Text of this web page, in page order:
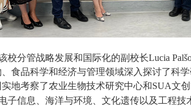
校分管战略发展和国际化的副校长Lucia
食品科学和经济与管理领域深入探讨了科
地考察了农业生物技术研究中心和SUA文创
子信息、海洋与环境、文化遗传以及工程